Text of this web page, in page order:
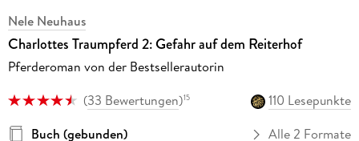
Nele Neuhaus
Charlottes Traumpferd 2: Gefahr auf dem Reiterhof
Pferderoman von der Bestsellerautorin
(33 Bewertungen)15
110 Lesepunkte
Buch (gebunden)
Alle 2 Formate